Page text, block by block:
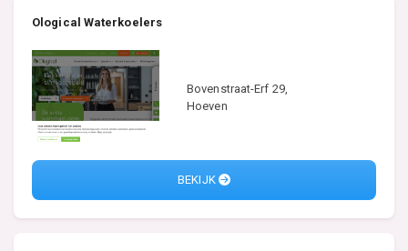
Ological Waterkoelers
Bovenstraat-Erf 29,
Hoeven
BEKIJK